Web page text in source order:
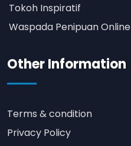
Tokoh Inspiratif
Waspada Penipuan Online
Other Information
Terms & condition
Privacy Policy